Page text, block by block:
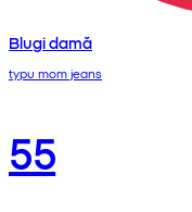
Blugi damă
typu mom jeans
55